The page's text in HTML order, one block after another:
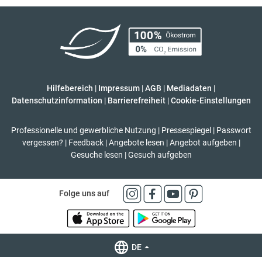
Hilfebereich | Impressum |AGB | Mediadaten |
Datenschutzinformation | Barrierefreiheit | Cookie-Einstellungen
Professionelle und gewerbliche Nutzung | Pressespiegel | Passwort
vergessen? | Feedback | Angebote lesen | Angebot aufgeben |
Gesuche lesen | Gesuch aufgeben
Folge uns auf
DE